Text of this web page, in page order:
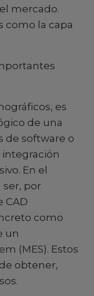
mercado.
como la capa
es
de una
de software o
En el
por
CAD
como
un
(MES). Estos
obtener,